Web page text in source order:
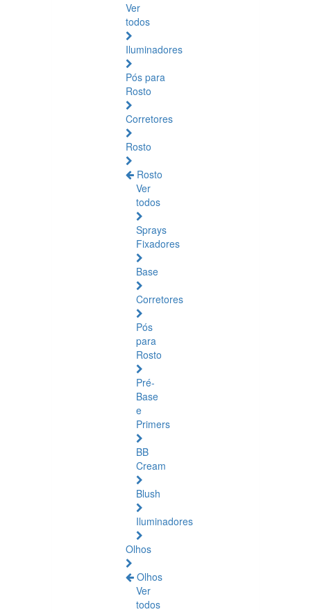
Ver
todos
Iluminadores
Pós para
Rosto
Corretores
Rosto
Rosto
Ver
todos
Sprays
Fixadores
Base
Corretores
Pós
para
Rosto
Pré-
Base
e
Primers
BB
Cream
Blush
Iluminadores
Olhos
Olhos
Ver
todos